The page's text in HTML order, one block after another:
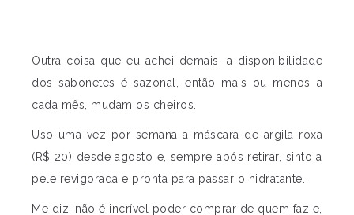
Outra coisa que eu achei demais: a disponibilidade
dos sabonetes é sazonal, então mais ou menos a
cada mês, mudam os cheiros.
Uso uma vez por semana a máscara de argila roxa
(R$ 20) desde agosto e, sempre após retirar, sinto a
pele revigorada e pronta para passar o hidratante.
Me diz: não é incrível poder comprar de quem faz e,